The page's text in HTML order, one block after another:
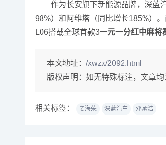
作为长安旗下新能源品牌，深蓝汽
98%）和阿维塔（同比增长185%）
L06搭载全球首款3一元一分红中麻将
本文地址： /xwzx/2092.html
版权声明： 如无特殊标注，文章均
相关标签： 姜海荣 深蓝汽车 邓承浩